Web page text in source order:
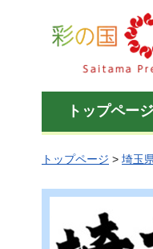
彩の国 埼玉県
トップページ
トップページ > 埼玉